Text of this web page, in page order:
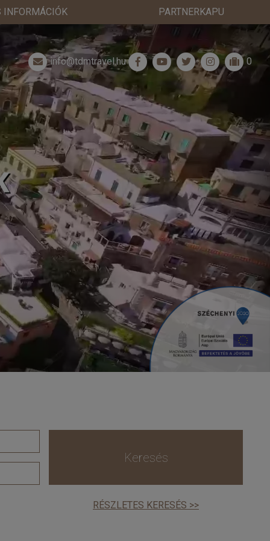
INFORMÁCIÓK PARTNERKAPU
info@tdmtravel.hu 0
Keresés
RÉSZLETES KERESÉS >>